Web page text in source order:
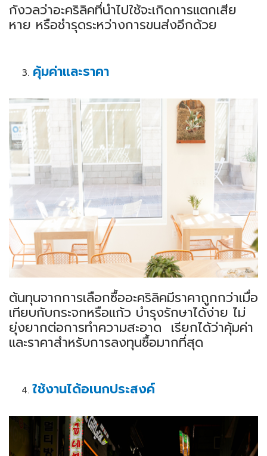
กังวลว่าอะคริลิคที่นำไปใช้จะเกิดการแตกเสีย
หาย หรือชำรุดระหว่างการขนส่งอีกด้วย
คุ้มค่าและราคา
ต้นทุนจากการเลือกซื้ออะคริลิคมีราคาถูกกว่าเมื่อ
เทียบกับกระจกหรือแก้ว บำรุงรักษาได้ง่าย ไม่
ยุ่งยากต่อการทำความสะอาด เรียกได้ว่าคุ้มค่า
และราคาสำหรับการลงทุนซื้อมากที่สุด
ใช้งานได้อเนกประสงค์